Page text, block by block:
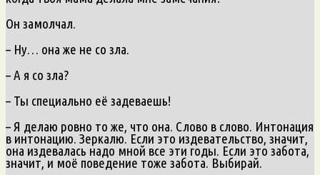
Он замолчал.
– Ну… она же не со зла.
– А я со зла?
– Ты специально её задеваешь!
– Я делаю ровно то же, что она. Слово в слово. Интонация
в интонацию. Зеркалю. Если это издевательство, значит,
она издевалась надо мной все эти годы. Если это забота,
значит, и моё поведение тоже забота. Выбирай.